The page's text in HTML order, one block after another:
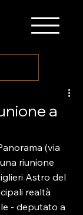
a
(via
riunione
Astro del
realtà
- deputato a